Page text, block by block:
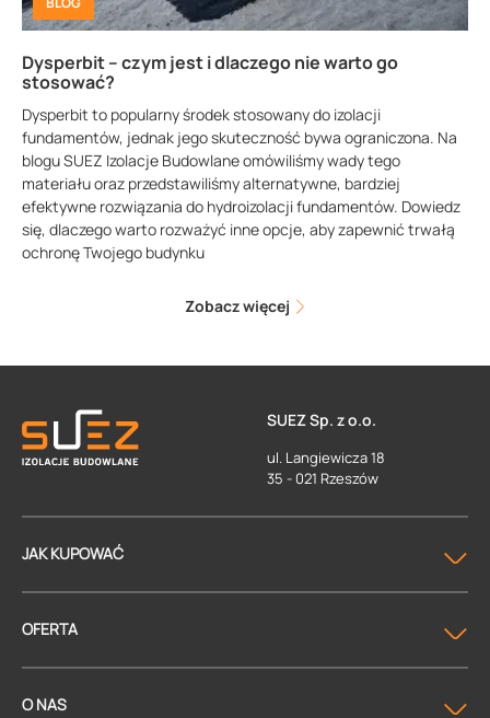
Dysperbit – czym jest i dlaczego nie warto go
stosować?
Dysperbit to popularny środek stosowany do izolacji
fundamentów, jednak jego skuteczność bywa ograniczona. Na
blogu SUEZ Izolacje Budowlane omówiliśmy wady tego
materiału oraz przedstawiliśmy alternatywne, bardziej
efektywne rozwiązania do hydroizolacji fundamentów. Dowiedz
się, dlaczego warto rozważyć inne opcje, aby zapewnić trwałą
ochronę Twojego budynku
Zobacz więcej
SUEZ Sp. z o.o.
ul. Langiewicza 18
35 - 021 Rzeszów
JAK KUPOWAĆ
OFERTA
O NAS